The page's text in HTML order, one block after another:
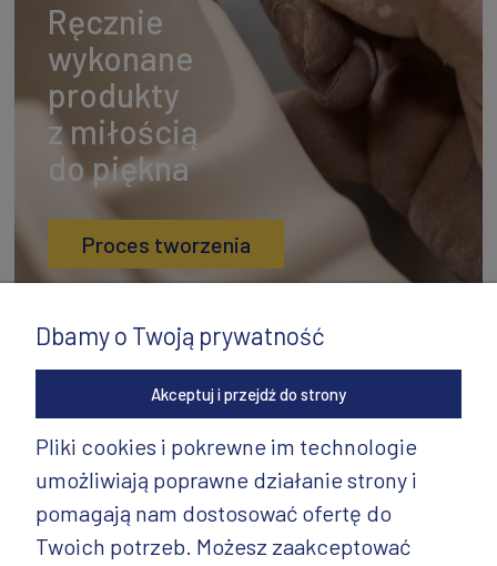
Ręcznie
wykonane
produkty
z miłością
do piękna
Proces tworzenia
INFORMACJE
Dbamy o Twoją prywatność
Akceptuj i przejdź do strony
Pliki cookies i pokrewne im technologie
umożliwiają poprawne działanie strony i
pomagają nam dostosować ofertę do
Twoich potrzeb. Możesz zaakceptować